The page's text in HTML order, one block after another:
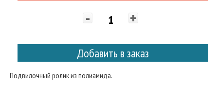
- +
Добавить в заказ
Подвилочный ролик из полиамида.